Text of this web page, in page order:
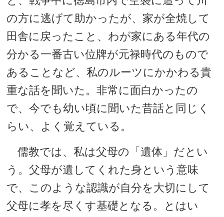
の方に逃げて助かったが、家が全焼して
田舎に戻ったこと、わが家にある年代の
分かる一番古い位牌が元禄時代のもので
あることなど、私のルーツにかかわる貴
重な話を聞いた。非常に面白かったの
で、今でも幼い頃に聞いた昔話と同じく
らい、よく覚えている。
儒教では、私は父母の「遺体」だとい
う。父母が遺してくれた身という意味
で、このような認識が自分を大切にして
父母に孝を尽くす基礎となる。とはい